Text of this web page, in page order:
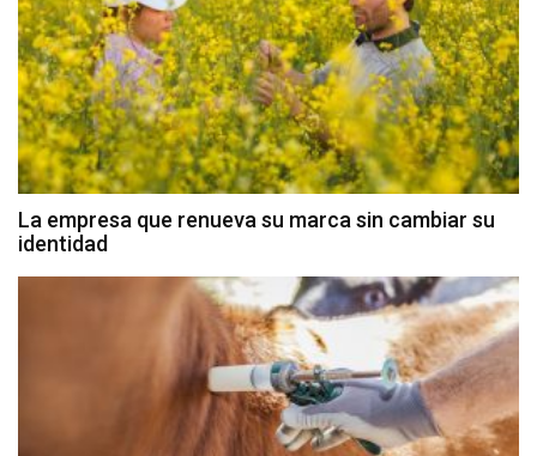
La empresa que renueva su marca sin cambiar su
identidad